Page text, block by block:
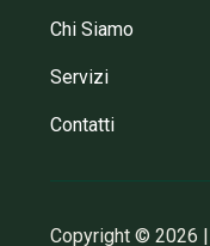
Chi Siamo
Servizi
Contatti
Copyright © 2026